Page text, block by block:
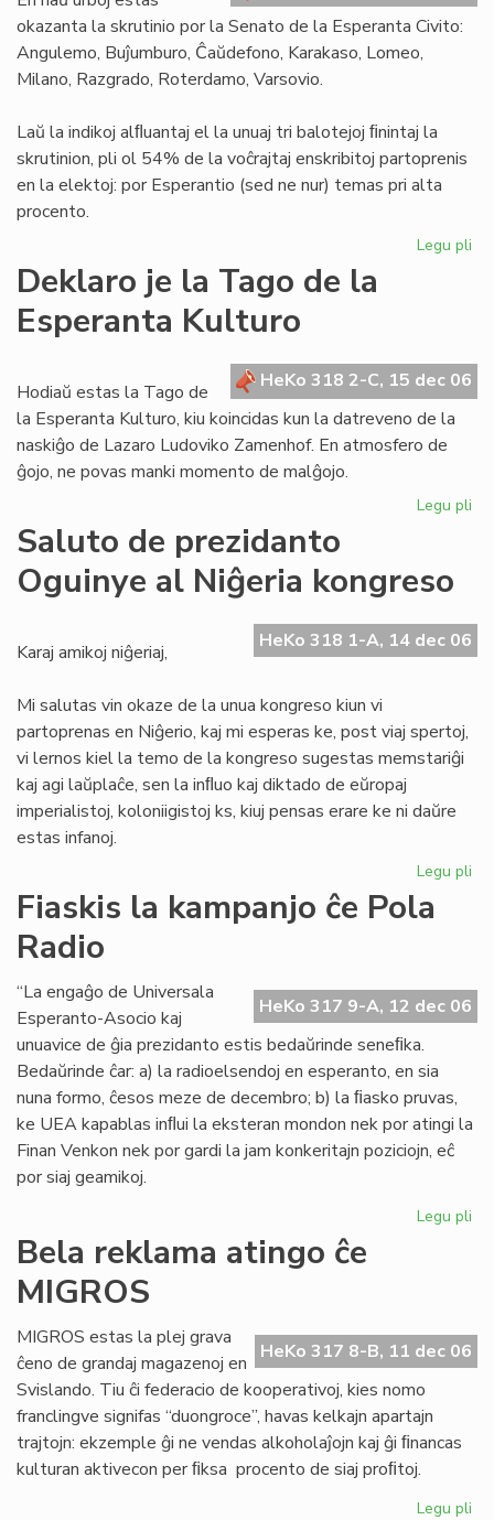
okazanta la skrutinio por la Senato de la Esperanta Civito:
Angulemo, Buĵumburo, Ĉaŭdefono, Karakaso, Lomeo,
Milano, Razgrado, Roterdamo, Varsovio.
Laŭ la indikoj alﬂuantaj el la unuaj tri balotejoj ﬁnintaj la
skrutinion, pli ol 54% de la voĉrajtaj enskribitoj partoprenis
en la elektoj: por Esperantio (sed ne nur) temas pri alta
procento.
Legu pli
en
Deklaro je la Tago de la
Esperanta Kulturo
HeKo 318 2-C, 15 dec 06
Hodiaŭ estas la Tago de
la Esperanta Kulturo, kiu koincidas kun la datreveno de la
naskiĝo de Lazaro Ludoviko Zamenhof. En atmosfero de
ĝojo, ne povas manki momento de malĝojo.
Legu pli
de
Saluto de prezidanto
Oguinye al Niĝeria kongreso
HeKo 318 1-A, 14 dec 06
Karaj amikoj niĝeriaj,
Mi salutas vin okaze de la unua kongreso kiun vi
partoprenas en Niĝerio, kaj mi esperas ke, post viaj spertoj,
vi lernos kiel la temo de la kongreso sugestas memstariĝi
kaj agi laŭplaĉe, sen la inﬂuo kaj diktado de eŭropaj
imperialistoj, koloniigistoj ks, kiuj pensas erare ke ni daŭre
estas infanoj.
Legu pli
al
Fiaskis la kampanjo ĉe Pola
Radio
HeKo 317 9-A, 12 dec 06
“La engaĝo de Universala
Esperanto-Asocio kaj
unuavice de ĝia prezidanto estis bedaŭrinde seneﬁka.
Bedaŭrinde ĉar: a) la radioelsendoj en esperanto, en sia
nuna formo, ĉesos meze de decembro; b) la ﬁasko pruvas,
ke UEA kapablas inﬂui la eksteran mondon nek por atingi la
Finan Venkon nek por gardi la jam konkeritajn poziciojn, eĉ
por siaj geamikoj.
Legu pli
Bela reklama atingo ĉe
MIGROS
HeKo 317 8-B, 11 dec 06
MIGROS estas la plej grava
ĉeno de grandaj magazenoj en
Svislando. Tiu ĉi federacio de kooperativoj, kies nomo
franclingve signifas “duongroce”, havas kelkajn apartajn
trajtojn: ekzemple ĝi ne vendas alkoholaĵojn kaj ĝi ﬁnancas
kulturan aktivecon per ﬁksa procento de siaj proﬁtoj.
Legu pli